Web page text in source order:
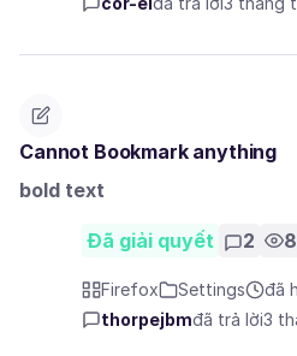
Cannot Bookmark anything
bold text
Đã giải quyết 2
Firefox Settings
đã
thorpejbmđã trả lời3